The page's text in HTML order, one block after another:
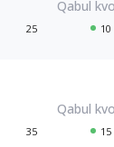
25 10
35 15